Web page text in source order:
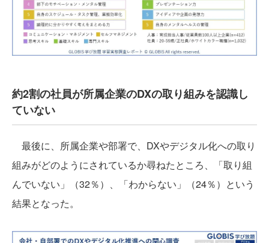
約2割の社員が所属企業のDXの取り組みを認識し
ていない
最後に、所属企業や部署で、DXやデジタル化への取り
組みがどのようにされているか尋ねたところ、「取り組
んでいない」（32％）、「わからない」（24％）という
結果となった。